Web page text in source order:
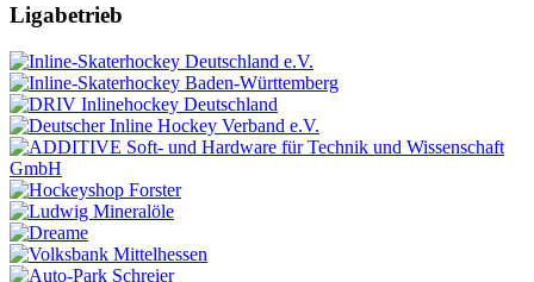
Ligabetrieb